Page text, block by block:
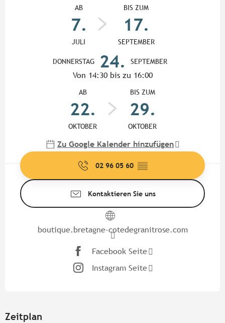
AB
7.
JULI
BIS ZUM
17.
SEPTEMBER
DONNERSTAG 24. SEPTEMBER
Von 14:30 bis zu 16:00
AB
22.
OKTOBER
BIS ZUM
29.
OKTOBER
Zu Google Kalender hinzufügen
02 96 05 60 ▒▒
Kontaktieren Sie uns
boutique.bretagne-cotedegranitrose.com
Facebook Seite
Instagram Seite
Zeitplan